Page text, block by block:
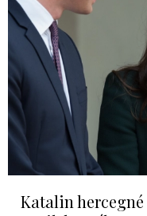
Katalin hercegné